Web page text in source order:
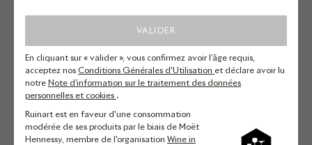
VALIDER
En cliquant sur « valider », vous confirmez avoir l’âge requis,
acceptez nos Conditions Générales d'Utilisation et déclare avoir lu
notre Note d’information sur le traitement des données
personnelles et cookies .
Ruinart est en faveur d'une consommation
modérée de ses produits par le biais de Moët
Hennessy, membre de l'organisation Wine in
S'INSCRIRE